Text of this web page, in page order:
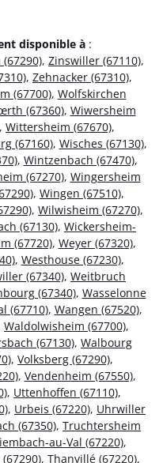
disponible à :
, Zinswiller (67110),
, Zehnacker (67310),
(67700), Wolfskirchen
(67360), Wiwersheim
, Wittersheim (67670),
(67160), Wisches (67130),
, Wintzenbach (67470),
(67270), Wingersheim
, Wingen (67510),
, Wilwisheim (67270),
(67130), Wickersheim-
(67720), Weyer (67320),
, Westhouse (67230),
(67340), Weitbruch
(67340), Wasselonne
(67710), Wangen (67520),
Waldolwisheim (67700),
(67130), Walbourg
, Volksberg (67290),
, Vendenheim (67550),
, Uttenhoffen (67110),
, Urbeis (67220), Uhrwiller
(67350), Truchtersheim
au-Val (67220),
, Thanvillé (67220),